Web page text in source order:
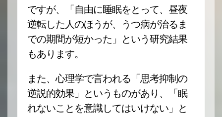
ですが、「自由に睡眠をとって、昼夜
逆転した人のほうが、うつ病が治るま
での期間が短かった」という研究結果
もあります。
また、心理学で言われる「思考抑制の
逆説的効果」というものがあり、「眠
れないことを意識してはいけない」と